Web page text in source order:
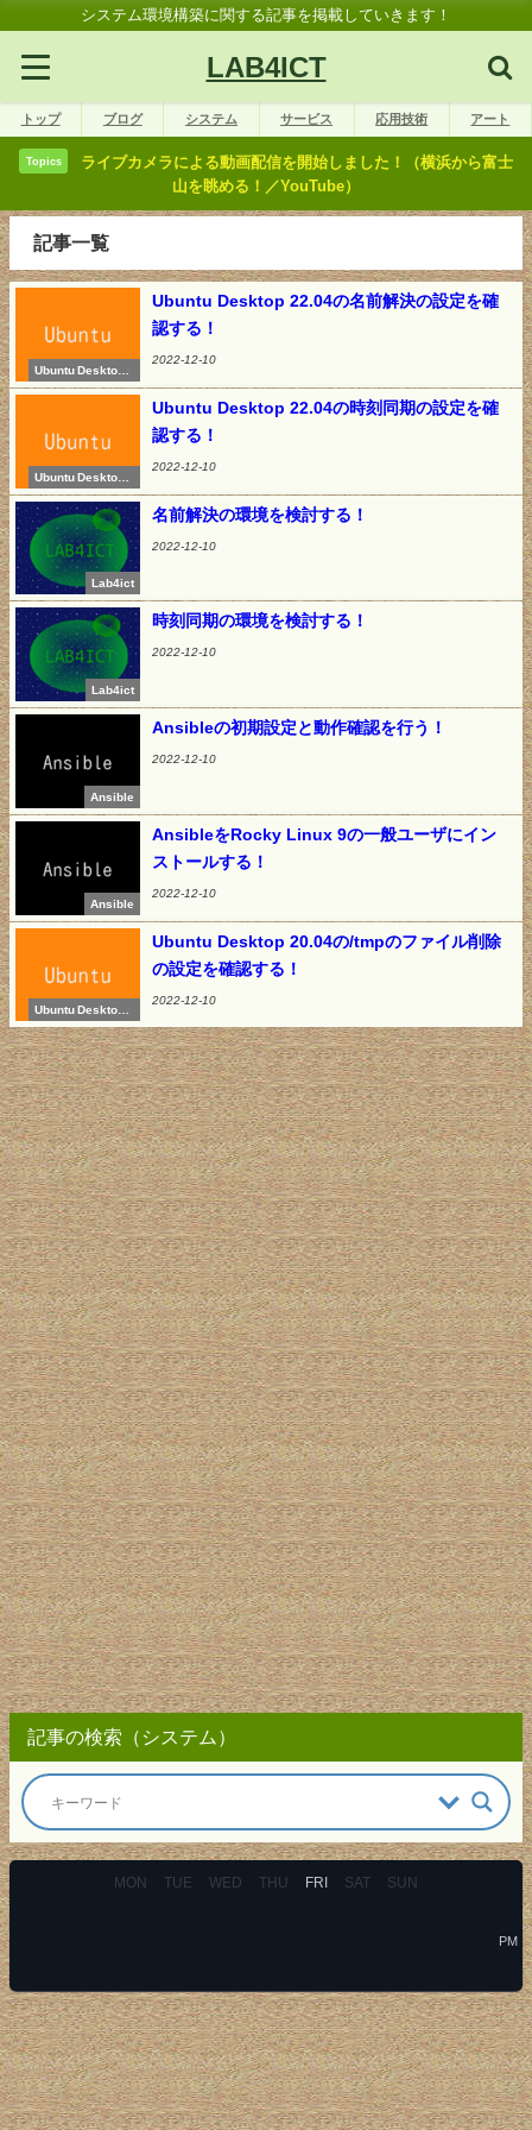
システム環境構築に関する記事を掲載していきます！
LAB4ICT
トップ ブログ システム サービス 応用技術 アート
Topics
ライブカメラによる動画配信を開始しました！（横浜から富士
山を眺める！／YouTube）
記事一覧
Ubuntu Desktop 2
2.04
Ubuntu Desktop 22.04の名前解決の設定を確
認する！
2022-12-10
Ubuntu Desktop 2
2.04
Ubuntu Desktop 22.04の時刻同期の設定を確
認する！
2022-12-10
Lab4ict
名前解決の環境を検討する！
2022-12-10
Lab4ict
時刻同期の環境を検討する！
2022-12-10
Ansible
Ansibleの初期設定と動作確認を行う！
2022-12-10
Ansible
AnsibleをRocky Linux 9の一般ユーザにイン
ストールする！
2022-12-10
Ubuntu Desktop 2
0.04
Ubuntu Desktop 20.04の/tmpのファイル削除
の設定を確認する！
2022-12-10
記事の検索（システム）
MON TUE WED THU FRI SAT SUN
PM